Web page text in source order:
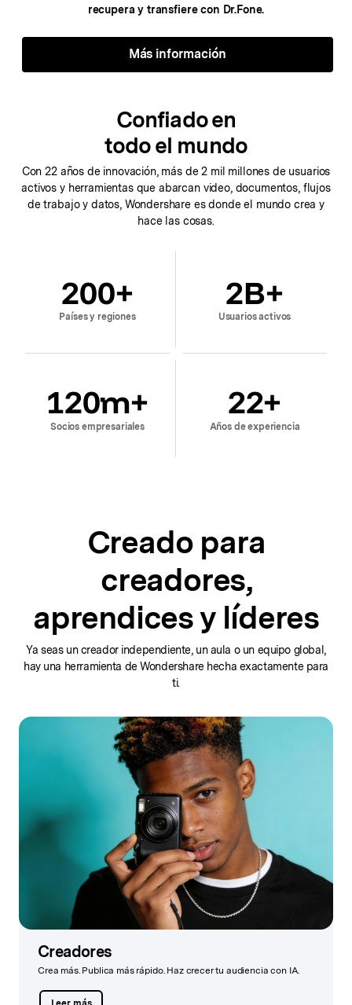
recupera y transfiere con Dr.Fone.
Más información
Confiado en
todo el mundo
Con 22 años de innovación, más de 2 mil millones de usuarios
activos y herramientas que abarcan video, documentos, flujos
de trabajo y datos, Wondershare es donde el mundo crea y
hace las cosas.
200+
Países y regiones
2B+
Usuarios activos
120m+
Socios empresariales
22+
Años de experiencia
Creado para
creadores,
aprendices y líderes
Ya seas un creador independiente, un aula o un equipo global,
hay una herramienta de Wondershare hecha exactamente para
ti.
Creadores
Crea más. Publica más rápido. Haz crecer tu audiencia con IA.